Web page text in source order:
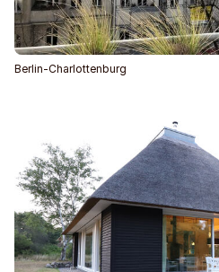
Berlin-Charlottenburg